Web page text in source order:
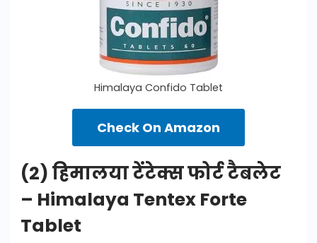
Himalaya Confido Tablet
Check On Amazon
(2) हिमालया टेंटेक्स फोर्ट टैबलेट
– Himalaya Tentex Forte
Tablet